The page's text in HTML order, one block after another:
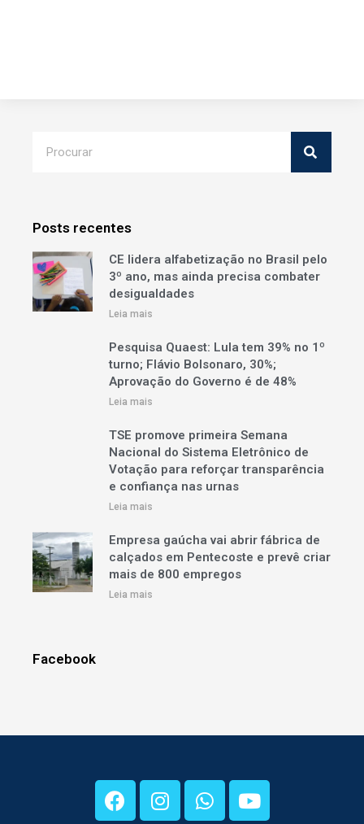
Posts recentes
CE lidera alfabetização no Brasil pelo
3º ano, mas ainda precisa combater
desigualdades
Leia mais
Pesquisa Quaest: Lula tem 39% no 1º
turno; Flávio Bolsonaro, 30%;
Aprovação do Governo é de 48%
Leia mais
TSE promove primeira Semana
Nacional do Sistema Eletrônico de
Votação para reforçar transparência
e confiança nas urnas
Leia mais
Empresa gaúcha vai abrir fábrica de
calçados em Pentecoste e prevê criar
mais de 800 empregos
Leia mais
Facebook